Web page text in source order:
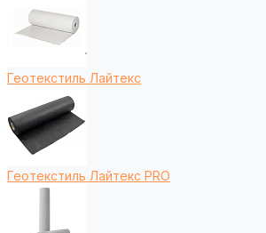
Геотекстиль Лайтекс
Геотекстиль Лайтекс PRO